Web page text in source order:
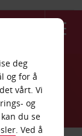
deg
og for å
vårt. Vi
og
du se
. Ved å